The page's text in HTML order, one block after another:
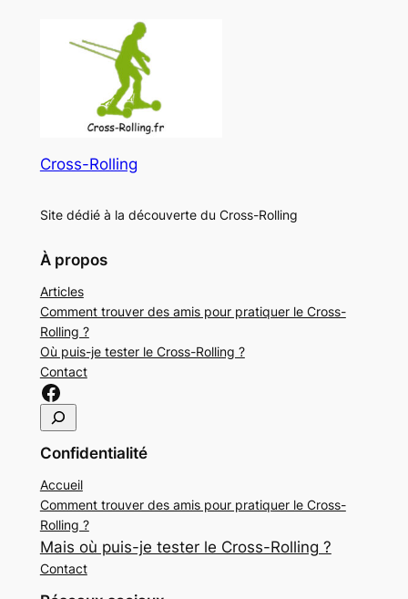
Cross-Rolling
Site dédié à la découverte du Cross-Rolling
À propos
Articles
Comment trouver des amis pour pratiquer le Cross-
Rolling ?
Où puis-je tester le Cross-Rolling ?
Contact
Confidentialité
Accueil
Comment trouver des amis pour pratiquer le Cross-
Rolling ?
Mais où puis-je tester le Cross-Rolling ?
Contact